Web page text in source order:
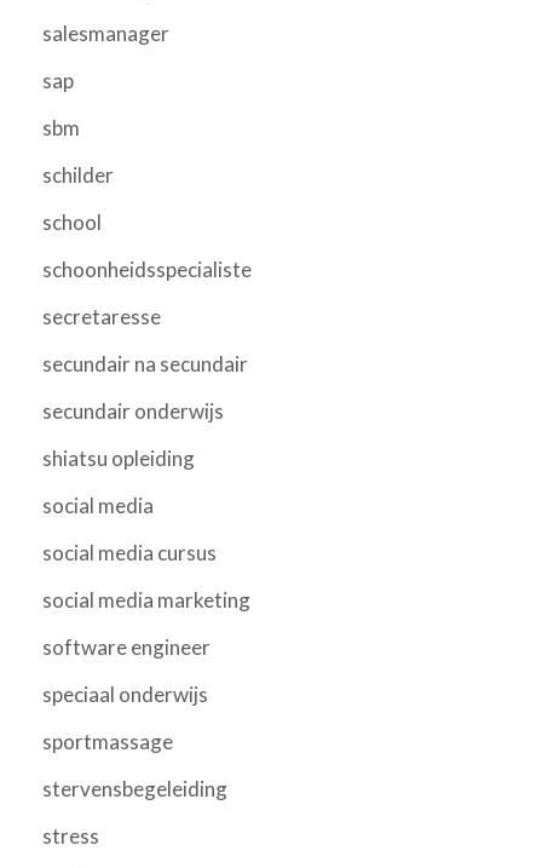
salesmanager
sap
sbm
schilder
school
schoonheidsspecialiste
secretaresse
secundair na secundair
secundair onderwijs
shiatsu opleiding
social media
social media cursus
social media marketing
software engineer
speciaal onderwijs
sportmassage
stervensbegeleiding
stress